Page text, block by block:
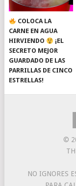
COLOCA LA
CARNE EN AGUA
HIRVIENDO
¡EL
SECRETO MEJOR
GUARDADO DE LAS
PARRILLAS DE CINCO
ESTRELLAS!
©
NO IGNORES